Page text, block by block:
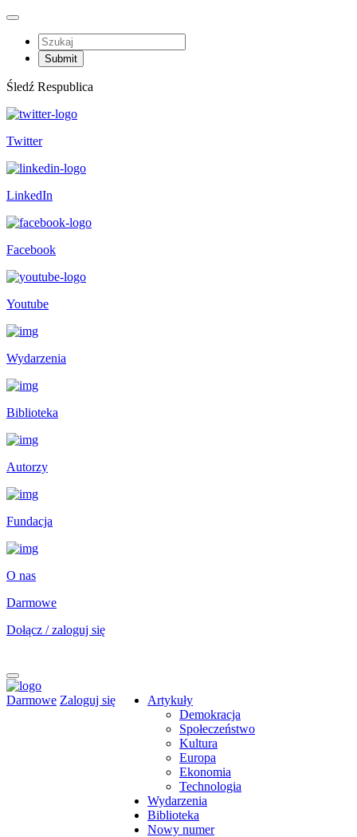
Śledź Respublica
Twitter
LinkedIn
Facebook
Youtube
Wydarzenia
Biblioteka
Autorzy
Fundacja
O nas
Darmowe
Dołącz / zaloguj się
Darmowe Zaloguj się
Artykuły
Demokracja
Społeczeństwo
Kultura
Europa
Ekonomia
Technologia
Wydarzenia
Biblioteka
Nowy numer